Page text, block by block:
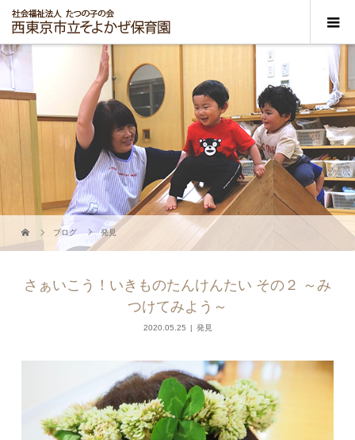
ブログ 発見
さぁいこう！いきものたんけんたい その２ ～み
つけてみよう～
2020.05.25 発見